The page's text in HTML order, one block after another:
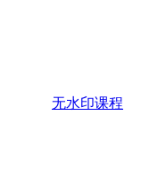
无水印课程